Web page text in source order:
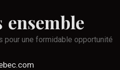
ensemble
pour une formidable opportunité